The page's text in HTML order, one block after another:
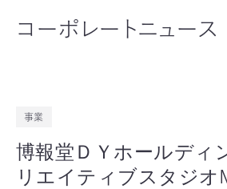
コーポレートニュース
事業
博報堂ＤＹホールディ
リエイティブスタジオ